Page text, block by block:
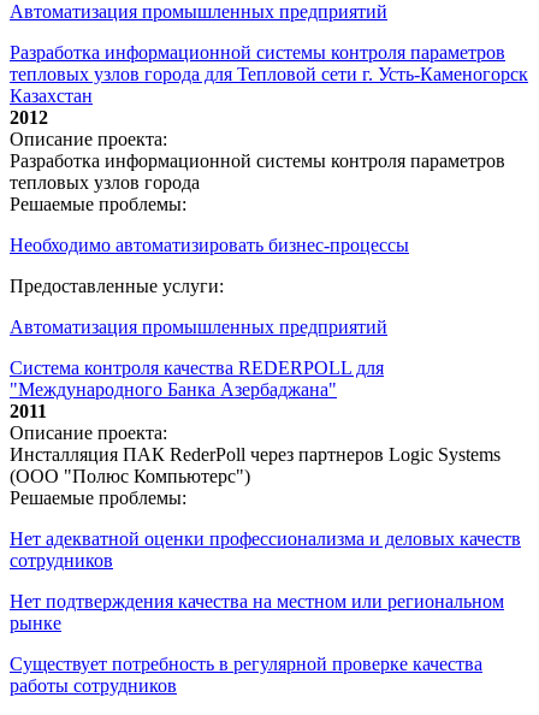
Автоматизация промышленных предприятий
Разработка информационной системы контроля параметров
тепловых узлов города для Тепловой сети г. Усть-Каменогорск
Казахстан
2012
Описание проекта:
Разработка информационной системы контроля параметров
тепловых узлов города
Решаемые проблемы:
Необходимо автоматизировать бизнес-процессы
Предоставленные услуги:
Автоматизация промышленных предприятий
Система контроля качества REDERPOLL для
"Международного Банка Азербаджана"
2011
Описание проекта:
Инсталляция ПАК RederPoll через партнеров Logic Systems
(ООО "Полюс Компьютерс")
Решаемые проблемы:
Нет адекватной оценки профессионализма и деловых качеств
сотрудников
Нет подтверждения качества на местном или региональном
рынке
Существует потребность в регулярной проверке качества
работы сотрудников